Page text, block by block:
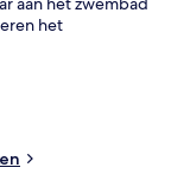
het